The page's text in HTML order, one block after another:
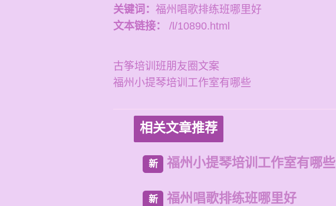
关键词： 福州唱歌排练班哪里好
文本链接：
/l/10890.html
古筝培训班朋友圈文案
福州小提琴培训工作室有哪些
相关文章推荐
新 福州小提琴培训工作室有哪些
新 福州唱歌排练班哪里好